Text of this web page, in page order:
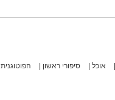
אוכל סיפורי ראשון
הפוטוגנית